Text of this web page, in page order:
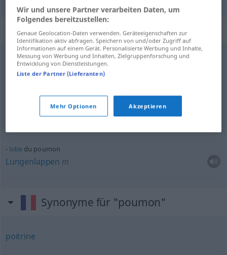
Beispielsätze für "poumon"
avoirun voile au poumon
einenSchattenauf derLunge
le poumon est attaqué
Lungeistangegriffen
lobedu poumon
Lungenlappen m
Synonyme für "poumon"
poitrine
Wir und unsere Partner verarbeiten Daten, um
Folgendes bereitzustellen:
Genaue Geolocation-Daten verwenden. Geräteeigenschaften zur
Identifikation aktiv abfragen. Speichern von und/oder Zugriff auf
Informationen auf einem Gerät. Personalisierte Werbung und Inhalte,
Messung von Werbung und Inhalten, Zielgruppenforschung und
Entwicklung von Dienstleistungen.
Liste der Partner (Lieferanten)
Mehr Optionen Akzeptieren